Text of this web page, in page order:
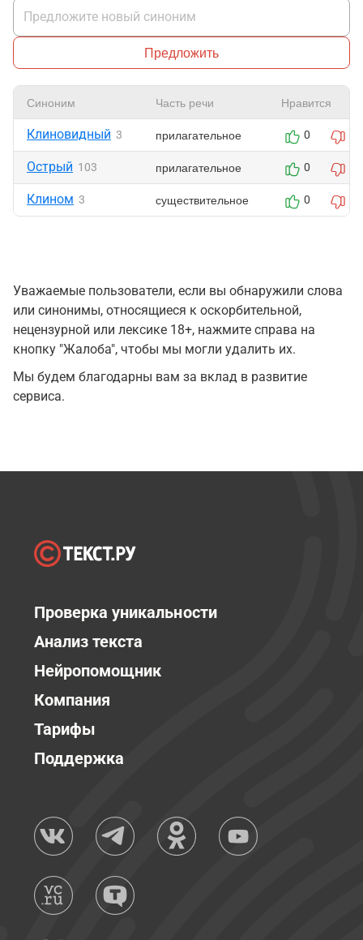
Предложить
Синоним Часть речи Нравится
Клиновидный 3 прилагательное 0
Острый 103 прилагательное 0
Клином 3 существительное 0
Уважаемые пользователи, если вы обнаружили слова
или синонимы, относящиеся к оскорбительной,
нецензурной или лексике 18+, нажмите справа на
кнопку "Жалоба", чтобы мы могли удалить их.
Мы будем благодарны вам за вклад в развитие
сервиса.
Проверка уникальности
Анализ текста
Нейропомощник
Компания
Тарифы
Поддержка